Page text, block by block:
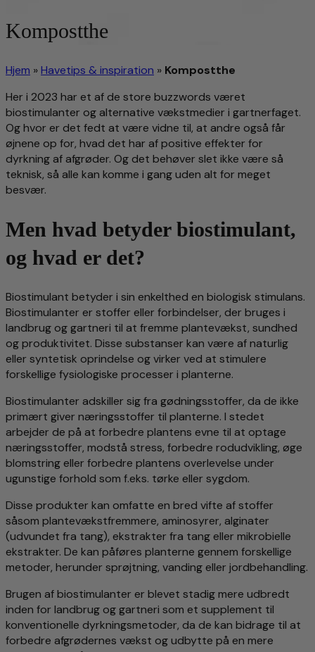
Kompostthe
Hjem »Havetips & inspiration » Kompostthe
Her i 2023 har et af de store buzzwords været
biostimulanter og alternative vækstmedier i gartnerfaget.
Og hvor er det fedt at være vidne til, at andre også får
øjnene op for, hvad det har af positive effekter for
dyrkning af afgrøder. Og det behøver slet ikke være så
teknisk, så alle kan komme i gang uden alt for meget
besvær.
Men hvad betyder biostimulant,
og hvad er det?
Biostimulant betyder i sin enkelthed en biologisk stimulans.
Biostimulanter er stoffer eller forbindelser, der bruges i
landbrug og gartneri til at fremme plantevækst, sundhed
og produktivitet. Disse substanser kan være af naturlig
eller syntetisk oprindelse og virker ved at stimulere
forskellige fysiologiske processer i planterne.
Biostimulanter adskiller sig fra gødningsstoffer, da de ikke
primært giver næringsstoffer til planterne. I stedet
arbejder de på at forbedre plantens evne til at optage
næringsstoffer, modstå stress, forbedre rodudvikling, øge
blomstring eller forbedre plantens overlevelse under
ugunstige forhold som f.eks. tørke eller sygdom.
Disse produkter kan omfatte en bred vifte af stoffer
såsom plantevækstfremmere, aminosyrer, alginater
(udvundet fra tang), ekstrakter fra tang eller mikrobielle
ekstrakter. De kan påføres planterne gennem forskellige
metoder, herunder sprøjtning, vanding eller jordbehandling.
Brugen af biostimulanter er blevet stadig mere udbredt
inden for landbrug og gartneri som et supplement til
konventionelle dyrkningsmetoder, da de kan bidrage til at
forbedre afgrødernes vækst og udbytte på en mere